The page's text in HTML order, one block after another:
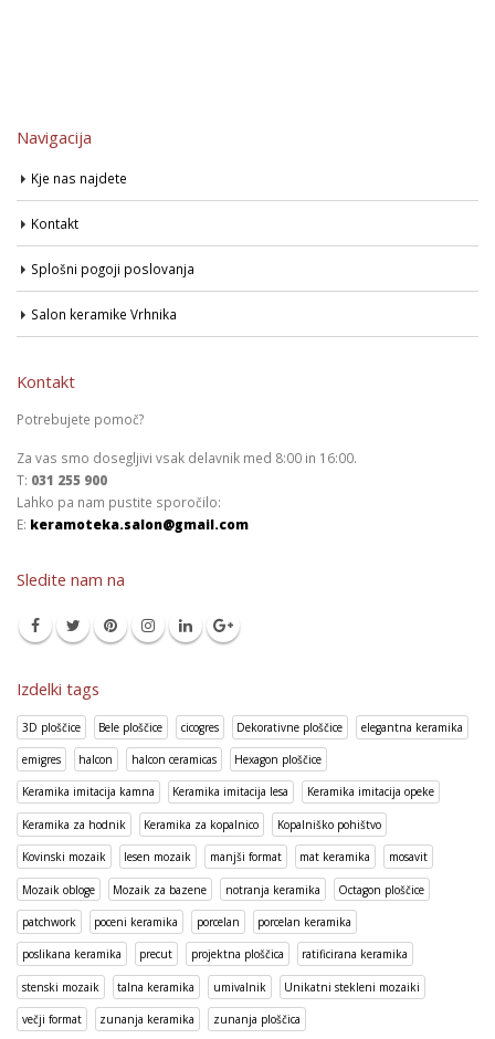
Navigacija
Kje nas najdete
Kontakt
Splošni pogoji poslovanja
Salon keramike Vrhnika
Kontakt
Potrebujete pomoč?
Za vas smo dosegljivi vsak delavnik med 8:00 in 16:00.
T: 031 255 900
Lahko pa nam pustite sporočilo:
E: keramoteka.salon@gmail.com
Sledite nam na
Izdelki tags
3D ploščice Bele ploščice cicogres Dekorativne ploščice elegantna keramika
emigres halcon halcon ceramicas Hexagon ploščice
Keramika imitacija kamna Keramika imitacija lesa Keramika imitacija opeke
Keramika za hodnik Keramika za kopalnico Kopalniško pohištvo
Kovinski mozaik lesen mozaik manjši format mat keramika mosavit
Mozaik obloge Mozaik za bazene notranja keramika Octagon ploščice
patchwork poceni keramika porcelan porcelan keramika
poslikana keramika precut projektna ploščica ratificirana keramika
stenski mozaik talna keramika umivalnik Unikatni stekleni mozaiki
večji format zunanja keramika zunanja ploščica